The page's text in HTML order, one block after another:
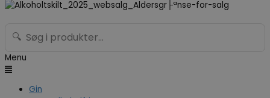
🔍
Menu
Gin